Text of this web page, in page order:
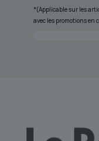
*(Applicable sur les
avec les promotions en